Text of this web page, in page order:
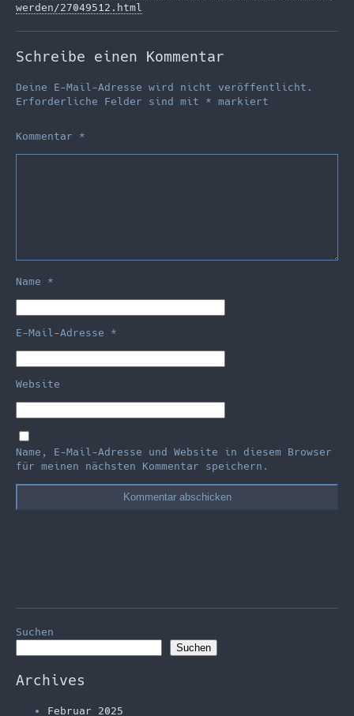
werden/27049512.html
Schreibe einen Kommentar
Deine E-Mail-Adresse wird nicht veröffentlicht.
Erforderliche Felder sind mit * markiert
Kommentar *
Name *
E-Mail-Adresse *
Website
Name, E-Mail-Adresse und Website in diesem Browser
für meinen nächsten Kommentar speichern.
Suchen
Suchen
Archives
Februar 2025